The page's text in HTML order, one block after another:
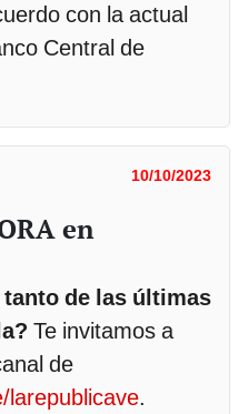
con la actual
Central de
10/10/2023
en
de las últimas
Te invitamos a
de
larepublicave.